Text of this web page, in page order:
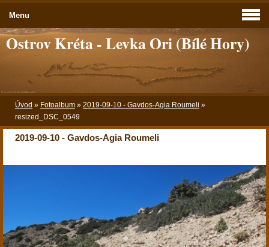
Ostrov Kréta - Levka Ori (Bílé Hory)
Úvod » Fotoalbum » 2019-09-10 - Gavdos-Agia Roumeli »
resized_DSC_0549
2019-09-10 - Gavdos-Agia Roumeli
Menu